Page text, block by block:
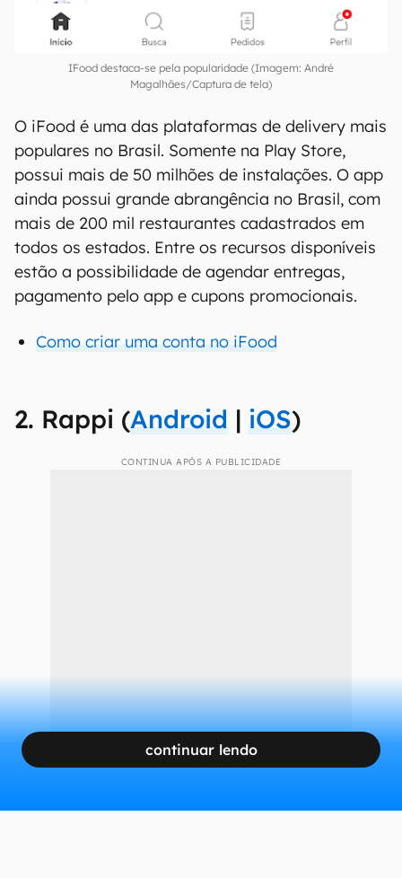
IFood destaca-se pela popularidade (Imagem: André
Magalhães/Captura de tela)
O iFood é uma das plataformas de delivery mais
populares no Brasil. Somente na Play Store,
possui mais de 50 milhões de instalações. O app
ainda possui grande abrangência no Brasil, com
mais de 200 mil restaurantes cadastrados em
todos os estados. Entre os recursos disponíveis
estão a possibilidade de agendar entregas,
pagamento pelo app e cupons promocionais.
Como criar uma conta no iFood
2. Rappi (Android | iOS)
CONTINUA APÓS A PUBLICIDADE
continuar lendo